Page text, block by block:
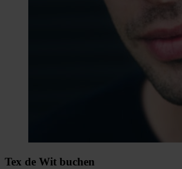
Tex de Wit buchen